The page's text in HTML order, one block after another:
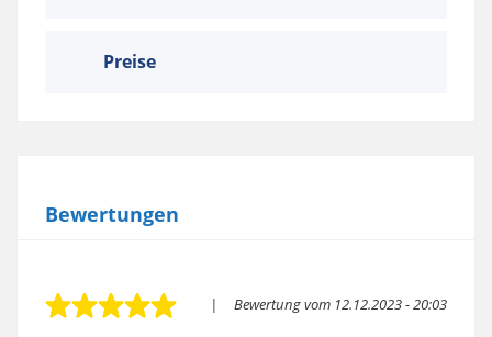
Preise
Bewertungen
Bewertung vom 12.12.2023 - 20:03